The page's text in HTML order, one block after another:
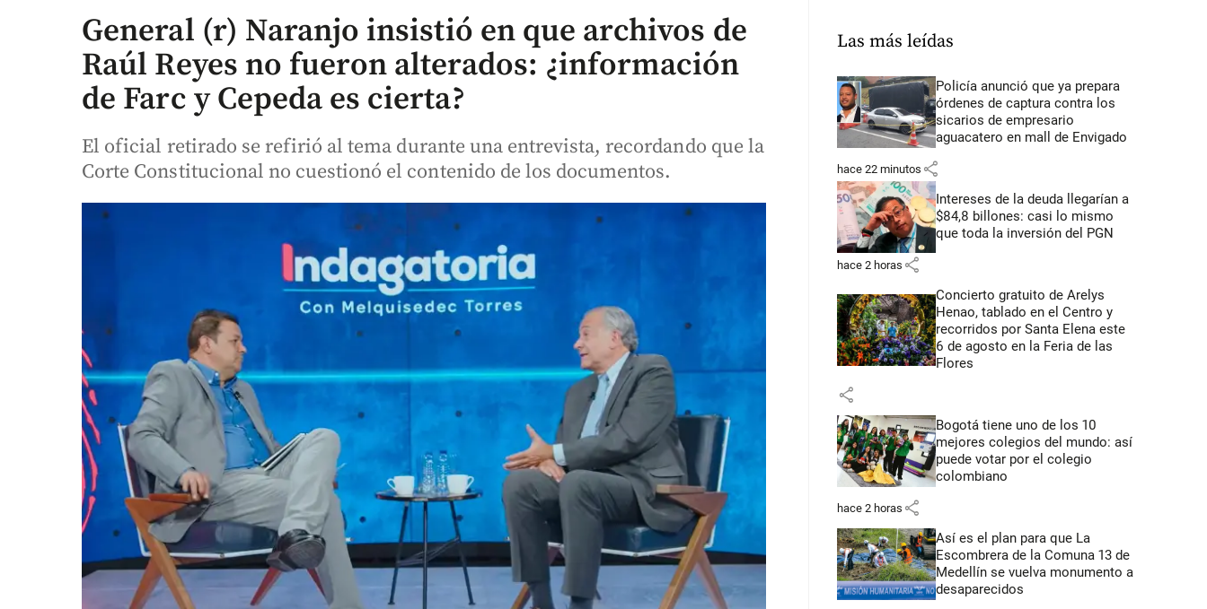
General (r) Naranjo insistió en que archivos de
Raúl Reyes no fueron alterados: ¿información
de Farc y Cepeda es cierta?
El oficial retirado se refirió al tema durante una entrevista, recordando que la
Corte Constitucional no cuestionó el contenido de los documentos.
Las más leídas
Policía anunció que ya prepara
órdenes de captura contra los
sicarios de empresario
aguacatero en mall de Envigado
hace 22 minutos share
Intereses de la deuda llegarían a
$84,8 billones: casi lo mismo
que toda la inversión del PGN
hace 2 horas share
Concierto gratuito de Arelys
Henao, tablado en el Centro y
recorridos por Santa Elena este
6 de agosto en la Feria de las
Flores
share
Bogotá tiene uno de los 10
mejores colegios del mundo: así
puede votar por el colegio
colombiano
hace 2 horas share
Así es el plan para que La
Escombrera de la Comuna 13 de
Medellín se vuelva monumento a
desaparecidos